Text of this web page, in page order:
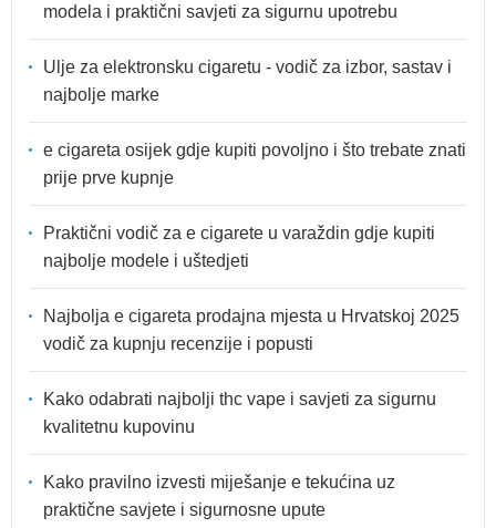
modela i praktični savjeti za sigurnu upotrebu
Ulje za elektronsku cigaretu - vodič za izbor, sastav i
najbolje marke
e cigareta osijek gdje kupiti povoljno i što trebate znati
prije prve kupnje
Praktični vodič za e cigarete u varaždin gdje kupiti
najbolje modele i uštedjeti
Najbolja e cigareta prodajna mjesta u Hrvatskoj 2025
vodič za kupnju recenzije i popusti
Kako odabrati najbolji thc vape i savjeti za sigurnu
kvalitetnu kupovinu
Kako pravilno izvesti miješanje e tekućina uz
praktične savjete i sigurnosne upute